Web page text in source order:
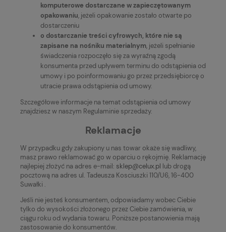
komputerowe dostarczane w zapieczętowanym
opakowaniu, jeżeli opakowanie zostało otwarte po
dostarczeniu
o dostarczanie treści cyfrowych, które nie są
zapisane na nośniku materialnym, jeżeli spełnianie
świadczenia rozpoczęło się za wyraźną zgodą
konsumenta przed upływem terminu do odstąpienia od
umowy i po poinformowaniu go przez przedsiębiorcę o
utracie prawa odstąpienia od umowy.
Szczegółowe informacje na temat odstąpienia od umowy
znajdziesz w naszym Regulaminie sprzedaży.
Reklamacje
W przypadku gdy zakupiony u nas towar okaże się wadliwy,
masz prawo reklamować go w oparciu o rękojmię. Reklamację
najlepiej złożyć na adres e-mail: sklep@celux.pl lub drogą
pocztową na adres ul. Tadeusza Kosciuszki 110/U6, 16-400
Suwałki .
Jeśli nie jesteś konsumentem, odpowiadamy wobec Ciebie
tylko do wysokości złożonego przez Ciebie zamówienia, w
ciągu roku od wydania towaru. Poniższe postanowienia mają
zastosowanie do konsumentów.